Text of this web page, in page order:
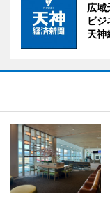
広域
ビジ
天神